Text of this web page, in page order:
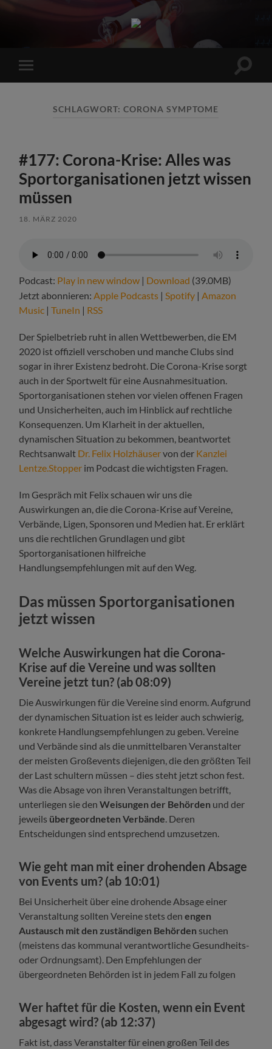
Sports
Maniac
Mobile-
Menü
SCHLAGWORT:CORONA SYMPTOME
#177: Corona-Krise: Alles was
Sportorganisationen jetzt wissen
müssen
18. MÄRZ 2020
Podcast: Play in new window | Download (39.0MB)
Jetzt abonnieren:Apple Podcasts |Spotify |Amazon
Music |TuneIn | RSS
Der Spielbetrieb ruht in allen Wettbewerben, die EM
2020 ist offiziell verschoben und manche Clubs sind
sogar in ihrer Existenz bedroht. Die Corona-Krise sorgt
auch in der Sportwelt für eine Ausnahmesituation.
Sportorganisationen stehen vor vielen offenen Fragen
und Unsicherheiten, auch im Hinblick auf rechtliche
Konsequenzen. Um Klarheit in der aktuellen,
dynamischen Situation zu bekommen, beantwortet
Rechtsanwalt Dr. Felix Holzhäuservon der Kanzlei
Lentze.Stopper im Podcast die wichtigsten Fragen.
Im Gespräch mit Felix schauen wir uns die
Auswirkungen an, die die Corona-Krise auf Vereine,
Verbände, Ligen, Sponsoren und Medien hat. Er erklärt
uns die rechtlichen Grundlagen und gibt
Sportorganisationen hilfreiche
Handlungsempfehlungen mit auf den Weg.
Das müssen Sportorganisationen
jetzt wissen
Welche Auswirkungen hat die Corona-
Krise auf die Vereine und was sollten
Vereine jetzt tun? (ab 08:09)
Die Auswirkungen für die Vereine sind enorm. Aufgrund
der dynamischen Situation ist es leider auch schwierig,
konkrete Handlungsempfehlungen zu geben. Vereine
und Verbände sind als die unmittelbaren Veranstalter
der meisten Großevents diejenigen, die den größten Teil
der Last schultern müssen – dies steht jetzt schon fest.
Was die Absage von ihren Veranstaltungen betrifft,
unterliegen sie denWeisungen der Behörden und der
jeweils übergeordneten Verbände. Deren
Entscheidungen sind entsprechend umzusetzen.
Wie geht man mit einer drohenden Absage
von Events um? (ab 10:01)
Bei Unsicherheit über eine drohende Absage einer
Veranstaltung sollten Vereine stets denengen
Austausch mit den zuständigen Behörden suchen
(meistens das kommunal verantwortliche Gesundheits-
oder Ordnungsamt). Den Empfehlungen der
übergeordneten Behörden ist in jedem Fall zu folgen
Wer haftet für die Kosten, wenn ein Event
abgesagt wird? (ab 12:37)
Fakt ist, dass Veranstalter für einen großen Teil des